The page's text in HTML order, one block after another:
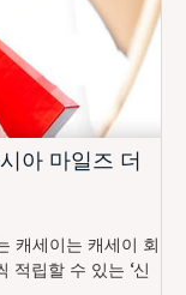
아 마일즈 더
캐세이는 캐세이 회
적립할 수 있는 ‘신